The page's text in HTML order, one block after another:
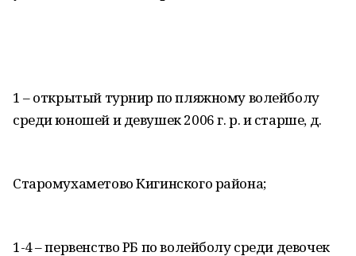
1 – открытый турнир по пляжному волейболу
среди юношей и девушек 2006 г. р. и старше, д.
Старомухаметово Кигинского района;
1-4 – первенство РБ по волейболу среди девочек